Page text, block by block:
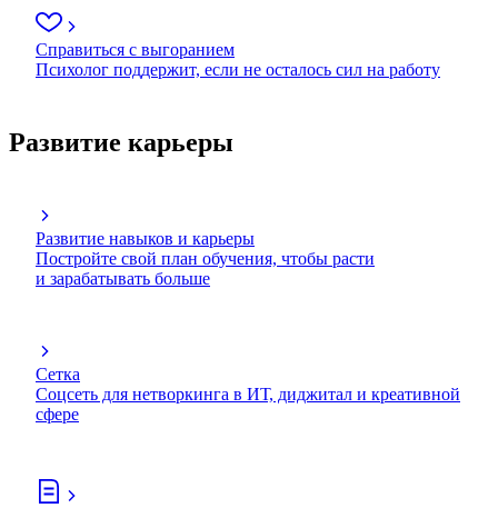
Справиться с выгоранием
Психолог поддержит, если не осталось сил на работу
Развитие карьеры
Развитие навыков и карьеры
Постройте свой план обучения, чтобы расти
и зарабатывать больше
Сетка
Соцсеть для нетворкинга в ИТ, диджитал и креативной
сфере